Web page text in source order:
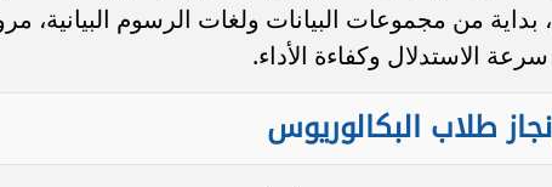
بداية من مجموعات البيانات ولغات الرسوم البيانية،
الاستدلال وكفاءة الأداء.
طلاب البكالوريوس